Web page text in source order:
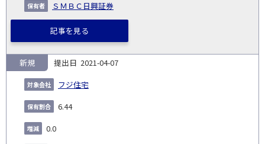
ＳＭＢＣ日興証券
記事を見る
2021-04-07
フジ住宅
新規
6.44
0.0